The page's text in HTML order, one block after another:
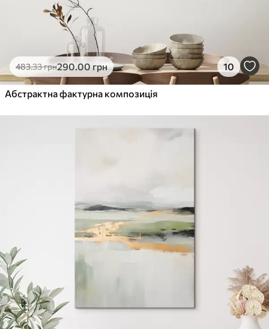
Поверхня з текстурою полотна
Екологічний матеріал
Еко-Преміум
455.00грн
✓Яскраві, насичені кольори
483.33грн290.00 грн 10
Абстрактна фактурна композиція